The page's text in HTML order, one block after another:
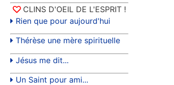
CLINS D'OEIL DE L'ESPRIT !
Rien que pour aujourd'hui
Thérèse une mère spirituelle
Jésus me dit...
Un Saint pour ami...